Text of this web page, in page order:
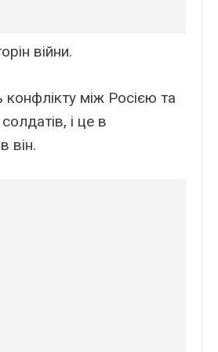
війни.
конфлікту між Росією та
і це в
він.